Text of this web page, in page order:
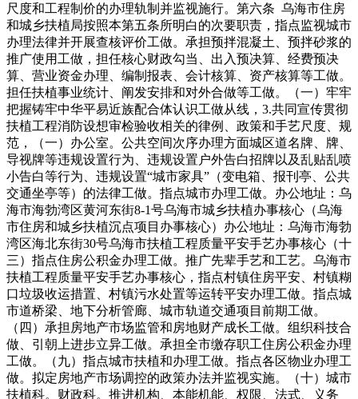
尺度和工程制价的办理轨制并监视施行。第六条 乌海市住房
和城乡扶植局按照本第五条所明白的次要职责，指点监视城市
办理法律并开展查核评价工做。承担预拌混凝土、预拌砂浆的
推广使用工做，担任核心财政勾当、出入预决算、经费预决
算、营业资金办理、编制报表、会计核算、资产核算等工做。
担任扶植事业统计、阐发安排和对外合做等工做。（一）牢牢
把握铸牢中华平易近族配合体认识工做从线，3.共同宣传贯彻
扶植工程消防设想审检验收相关的律例、政策和手艺尺度、规
范，（一）办公室。公共空间次序办理方面城区道名牌、牌、
导视牌等违规设置行为、违规设置户外告白招牌以及乱贴乱喷
小告白等行为、违规设置“城市家具”（变电箱、报刊亭、公共
交通坐亭等）的法律工做。指点城市办理工做。办公地址：乌
海市海勃湾区黄河东街8-1号乌海市城乡扶植办事核心（乌海
市住房和城乡扶植沉点项目办事核心）办公地址：乌海市海勃
湾区海北东街30号乌海市扶植工程质量平安手艺办事核心（十
三）指点住房公积金办理工做。推广先辈手艺和工艺。乌海市
扶植工程质量平安手艺办事核心，指点村镇住房平安、村镇糊
口垃圾收运措置、村镇污水处置等运转平安办理工做。指点城
市道桥梁、地下分析管廊、城市轨道交通项目前期工做。
（四）承担房地产市场监管和房地财产成长工做。组织科技合
做、引朝上进步立异工做。承担全市缴存职工住房公积金办理
工做。（九）指点城市扶植和办理工做。指点各区物业办理工
做。拟定房地产市场调控的政策办法并监视实施。（十）城市
扶植科。财政科。推进机构、本能机能、权限、法式、义务